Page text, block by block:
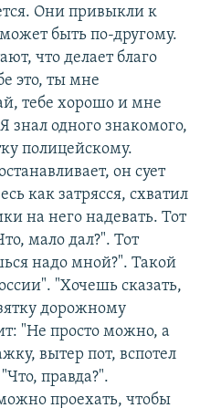
Они привыкли к
быть по-другому.
что делает благо
это, ты мне
тебе хорошо и мне
знал одного знакомого,
полицейскому.
он сует
как затрясся, схватил
на него надевать. Тот
мало дал?". Тот
надо мной?". Такой
"Хочешь сказать,
дорожному
"Не просто можно, а
вытер пот, вспотел
правда?".
проехать, чтобы